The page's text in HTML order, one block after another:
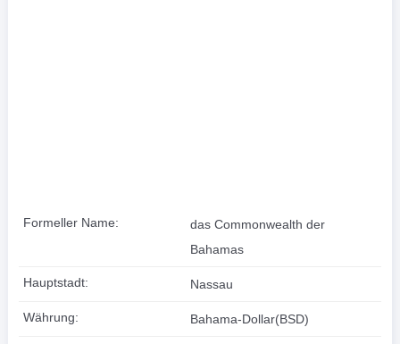
Formeller Name:
das Commonwealth der
Bahamas
Hauptstadt: Nassau
Währung: Bahama-Dollar(BSD)